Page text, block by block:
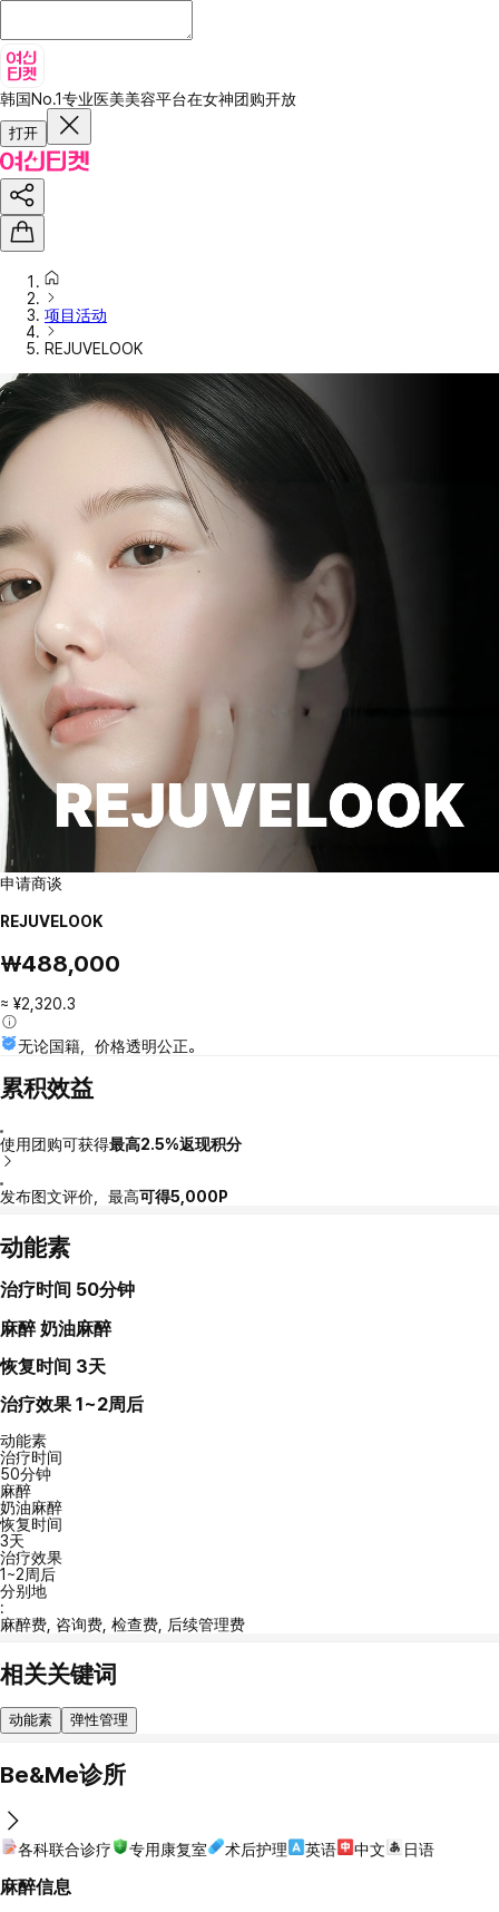
韩国No.1专业医美美容平台在女神团购开放
打开
项目活动
REJUVELOOK
申请商谈
REJUVELOOK
₩488,000
≈ ¥2,320.3
无论国籍，价格透明公正。
累积效益
使用团购可获得最高2.5%返现积分
发布图文评价，最高可得5,000P
动能素
治疗时间 50分钟
麻醉 奶油麻醉
恢复时间 3天
治疗效果 1~2周后
动能素
治疗时间
50分钟
麻醉
奶油麻醉
恢复时间
3天
治疗效果
1~2周后
分别地
:
麻醉费, 咨询费, 检查费, 后续管理费
相关关键词
动能素 弹性管理
Be&Me诊所
各科联合诊疗 专用康复室 术后护理 英语 中文 日语
麻醉信息